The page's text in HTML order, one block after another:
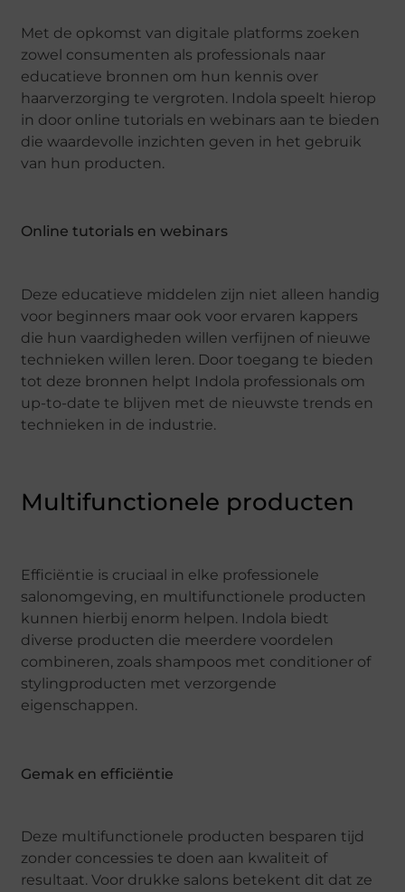
Met de opkomst van digitale platforms zoeken
zowel consumenten als professionals naar
educatieve bronnen om hun kennis over
haarverzorging te vergroten. Indola speelt hierop
in door online tutorials en webinars aan te bieden
die waardevolle inzichten geven in het gebruik
van hun producten.
Online tutorials en webinars
Deze educatieve middelen zijn niet alleen handig
voor beginners maar ook voor ervaren kappers
die hun vaardigheden willen verfijnen of nieuwe
technieken willen leren. Door toegang te bieden
tot deze bronnen helpt Indola professionals om
up-to-date te blijven met de nieuwste trends en
technieken in de industrie.
Multifunctionele producten
Efficiëntie is cruciaal in elke professionele
salonomgeving, en multifunctionele producten
kunnen hierbij enorm helpen. Indola biedt
diverse producten die meerdere voordelen
combineren, zoals shampoos met conditioner of
stylingproducten met verzorgende
eigenschappen.
Gemak en efficiëntie
Deze multifunctionele producten besparen tijd
zonder concessies te doen aan kwaliteit of
resultaat. Voor drukke salons betekent dit dat ze